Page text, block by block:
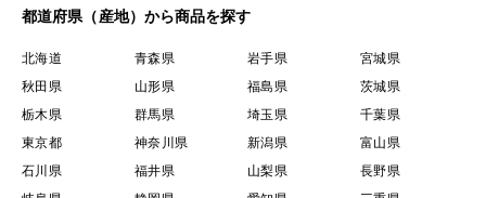
都道府県（産地）から商品を探す
北海道 青森県 岩手県
宮城県
秋田県
山形県 福島県
茨城県
栃木県
群馬県 埼玉県
千葉県
東京都
神奈川県 新潟県
富山県
石川県
福井県 山梨県
長野県